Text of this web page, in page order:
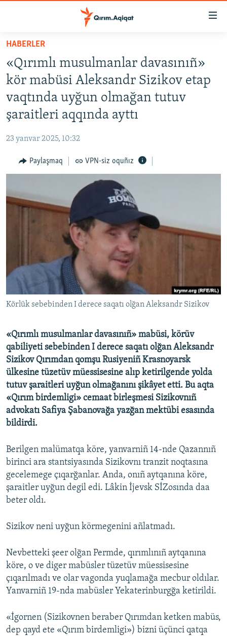
Esas
qaytmaq
Baş
navigatsiyağa
qaytmaq
Qıdıruvğa
SİYASET
İQTİSADİYAT
CEMİYET
İNSAN AQLARI
VİDEO
BLOGLAR
Українською
QOŞULIÑIZ!
RFE/RS bütün saytları
HABERLER
«Qırımlı musulmanlar davasınıñ»
kör mabüsi Aleksandr Sizikov etap
vaqtında uyğun olmağan tutuv
şaraitleri aqqında ayttı
23 yanvar 2025, 10:32
Paylaşmaq VPN-siz oquñız
Körlük sebebinden I derece saqatı olğan Aleksandr Sizikov
«Qırımlı musulmanlar davasınıñ» mabüsi, körüv
qabiliyeti sebebinden I derece saqatı olğan Aleksandr
Sizikov Qırımdan qomşu Rusiyeniñ Krasnoyarsk
ülkesine tüzetüv müessisesine alıp ketirilgende yolda
tutuv şaraitleri uyğun olmağanını şikâyet etti. Bu aqta
«Qırım birdemligi» cemaat birleşmesi Sizikovnıñ
advokatı Safiya Şabanovağa yazğan mektübi esasında
bildirdi.
Berilgen malümatqa köre, yanvarniñ 14-nde Qazannıñ
birinci ara stantsiyasında Sizikovnı tranzit noqtasına
gecelemege çıqarğanlar. Anda, onıñ aytqanına köre,
şaraitler uyğun degil edi. Lâkin İjevsk SİZosında daa
beter oldı.
Sizikov neni uyğun körmegenini añlatmadı.
Nevbetteki şeer olğan Permde, qırımlınıñ aytqanına
köre, o ve diger mabüsler tüzetüv müessisesine
çıqarılmadı ve olar vagonda yuqlamağa mecbur oldılar.
Yanvarniñ 19-nda mabüsler Yekaterinburgğa ketirildi.
«İgornen (Sizikovnen beraber Qırımdan ketken mabüs,
dep qayd ete «Qırım birdemligi») bizni üçünci qatqa